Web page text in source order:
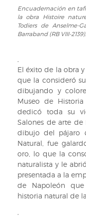
VIII-
2139).
Encuadernación
en
tafilete
de
la
Real
Biblioteca
de
la
obra
Histoire
naturelle
des
Tangaras,
des
Manakins
et
Encuadernación en
la obra Histoire
Todiers de Anselme-
Barraband (RB VIII-2139).
El éxito de la obra
que la consideró
dibujando y
Museo de
dedicó toda su
Salones de arte de
dibujo del pájaro
Natural, fue
oro, lo que la
naturalista y le
presentada a la
de Napoleón
historia natural de